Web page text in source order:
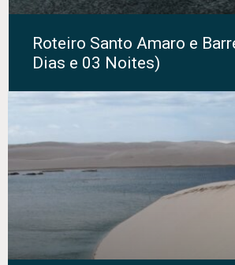
Roteiro Santo Amaro e
Dias e 03 Noites)